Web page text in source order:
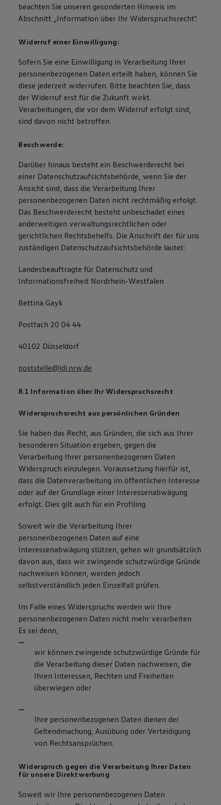
beachten Sie unseren gesonderten Hinweis im
Abschnitt „Information über Ihr Widerspruchsrecht".
Widerruf einer Einwilligung:
Sofern Sie eine Einwilligung in Verarbeitung Ihrer
personenbezogenen Daten erteilt haben, können Sie
diese jederzeit widerrufen. Bitte beachten Sie, dass
der Widerruf erst für die Zukunft wirkt.
Verarbeitungen, die vor dem Widerruf erfolgt sind,
sind davon nicht betroffen.
Beschwerde:
Darüber hinaus besteht ein Beschwerderecht bei
einer Datenschutzaufsichtsbehörde, wenn Sie der
Ansicht sind, dass die Verarbeitung Ihrer
personenbezogenen Daten nicht rechtmäßig erfolgt.
Das Beschwerderecht besteht unbeschadet eines
anderweitigen verwaltungsrechtlichen oder
gerichtlichen Rechtsbehelfs. Die Anschrift der für uns
zuständigen Datenschutzaufsichtsbehörde lautet:
Landesbeauftragte für Datenschutz und
Informationsfreiheit Nordrhein-Westfalen
Bettina Gayk
Postfach 20 04 44
40102 Düsseldorf
poststelle@ldi.nrw.de
8.1 Information über Ihr Widerspruchsrecht
Widerspruchsrecht aus persönlichen Gründen
Sie haben das Recht, aus Gründen, die sich aus Ihrer
besonderen Situation ergeben, gegen die
Verarbeitung Ihrer personenbezogenen Daten
Widerspruch einzulegen. Voraussetzung hierfür ist,
dass die Datenverarbeitung im öffentlichen Interesse
oder auf der Grundlage einer Interessenabwägung
erfolgt. Dies gilt auch für ein Profiling.
Soweit wir die Verarbeitung Ihrer
personenbezogenen Daten auf eine
Interessenabwägung stützen, gehen wir grundsätzlich
davon aus, dass wir zwingende schutzwürdige Gründe
nachweisen können, werden jedoch
selbstverständlich jeden Einzelfall prüfen.
Im Falle eines Widerspruchs werden wir Ihre
personenbezogenen Daten nicht mehr verarbeiten.
Es sei denn,
wir können zwingende schutzwürdige Gründe für
die Verarbeitung dieser Daten nachweisen, die
Ihren Interessen, Rechten und Freiheiten
überwiegen oder
Ihre personenbezogenen Daten dienen der
Geltendmachung, Ausübung oder Verteidigung
von Rechtsansprüchen.
Widerspruch gegen die Verarbeitung Ihrer Daten
für unsere Direktwerbung
Soweit wir Ihre personenbezogenen Daten